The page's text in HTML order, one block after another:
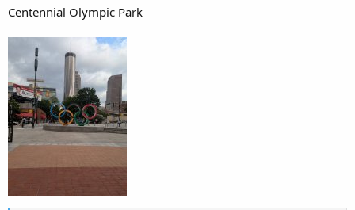
Centennial Olympic Park